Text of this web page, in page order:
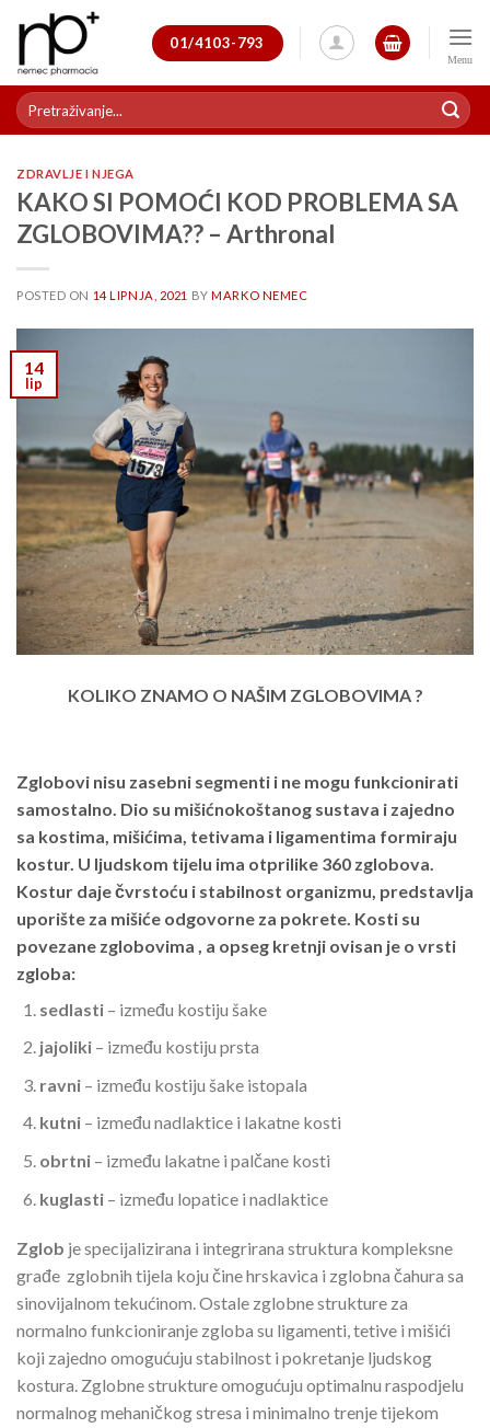
content
01/4103-793
Pretraži:
ZDRAVLJE I NJEGA
KAKO SI POMOĆI KOD PROBLEMA SA
ZGLOBOVIMA?? – Arthronal
POSTED ON 14 LIPNJA, 2021 BYMARKO NEMEC
14
lip
KOLIKO ZNAMO O NAŠIM ZGLOBOVIMA ?
Zglobovi nisu zasebni segmenti i ne mogu funkcionirati
samostalno. Dio su mišićnokoštanog sustava i zajedno
sa kostima, mišićima, tetivama i ligamentima formiraju
kostur. U ljudskom tijelu ima otprilike 360 zglobova.
Kostur daje čvrstoću i stabilnost organizmu, predstavlja
uporište za mišiće odgovorne za pokrete. Kosti su
povezane zglobovima , a opseg kretnji ovisan je o vrsti
zgloba:
sedlasti– između kostiju šake
jajoliki– između kostiju prsta
ravni– između kostiju šake istopala
kutni– između nadlaktice i lakatne kosti
obrtni– između lakatne i palčane kosti
kuglasti– između lopatice i nadlaktice
Zglob je specijalizirana i integrirana struktura kompleksne
građe zglobnih tijela koju čine hrskavica i zglobna čahura sa
sinovijalnom tekućinom. Ostale zglobne strukture za
normalno funkcioniranje zgloba su ligamenti, tetive i mišići
koji zajedno omogućuju stabilnost i pokretanje ljudskog
kostura. Zglobne strukture omogućuju optimalnu raspodjelu
normalnog mehaničkog stresa i minimalno trenje tijekom